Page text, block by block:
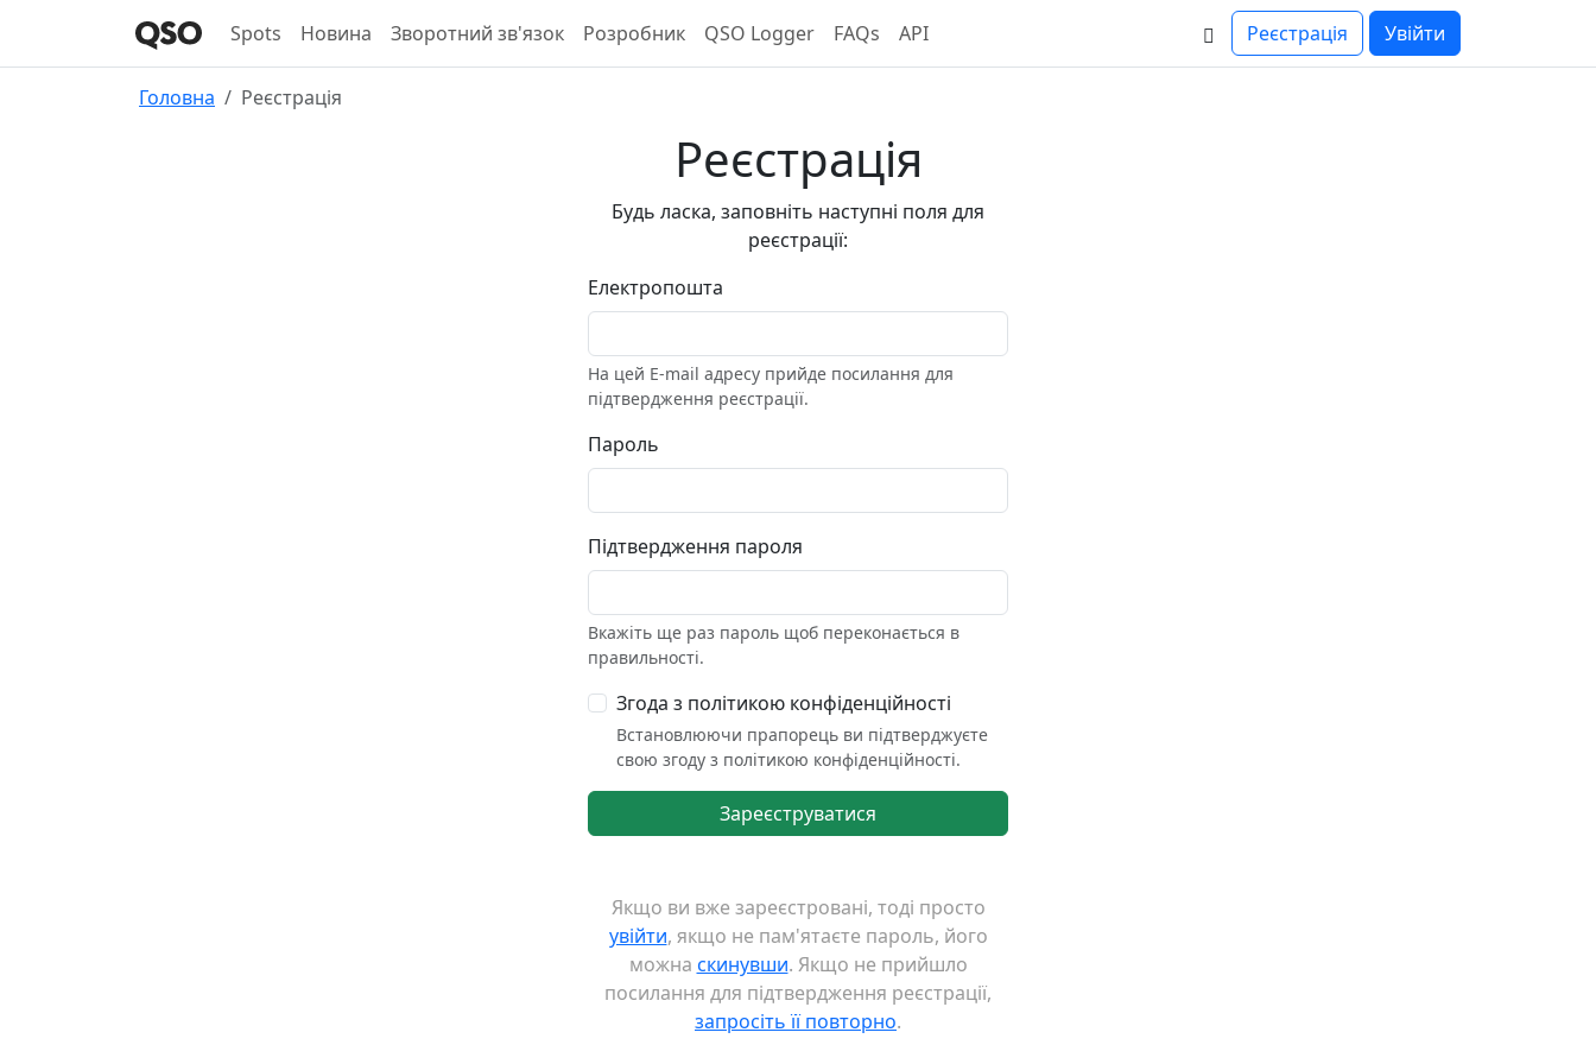
Spots Новина Зворотний зв'язок Розробник QSO Logger FAQs API Реєстрація Увійти
Головна Реєстрація
Реєстрація
Будь ласка, заповніть наступні поля для
реєстрації:
Електропошта
На цей E-mail адресу прийде посилання для
підтвердження реєстрації.
Пароль
Підтвердження пароля
Вкажіть ще раз пароль щоб переконається в
правильності.
Згода з політикою конфіденційності
Встановлюючи прапорець ви підтверджуєте
свою згоду з політикою конфіденційності.
Зареєструватися
Якщо ви вже зареєстровані, тоді просто
увійти, якщо не пам'ятаєте пароль, його
можна скинувши. Якщо не прийшло
посилання для підтвердження реєстрації,
запросіть її повторно.